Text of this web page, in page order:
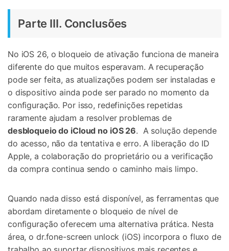
Parte III. Conclusões
No iOS 26, o bloqueio de ativação funciona de maneira
diferente do que muitos esperavam. A recuperação
pode ser feita, as atualizações podem ser instaladas e
o dispositivo ainda pode ser parado no momento da
configuração. Por isso, redefinições repetidas
raramente ajudam a resolver problemas de
desbloqueio do iCloud no iOS 26. A solução depende
do acesso, não da tentativa e erro. A liberação do ID
Apple, a colaboração do proprietário ou a verificação
da compra continua sendo o caminho mais limpo.
Quando nada disso está disponível, as ferramentas que
abordam diretamente o bloqueio de nível de
configuração oferecem uma alternativa prática. Nesta
área, o dr.fone-screen unlock (iOS) incorpora o fluxo de